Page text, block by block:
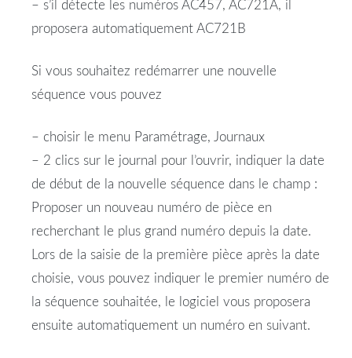
– s’il détecte les numéros AC457, AC721A, il
proposera automatiquement AC721B
Si vous souhaitez redémarrer une nouvelle
séquence vous pouvez
– choisir le menu Paramétrage, Journaux
– 2 clics sur le journal pour l’ouvrir, indiquer la date
de début de la nouvelle séquence dans le champ :
Proposer un nouveau numéro de pièce en
recherchant le plus grand numéro depuis la date.
Lors de la saisie de la première pièce après la date
choisie, vous pouvez indiquer le premier numéro de
la séquence souhaitée, le logiciel vous proposera
ensuite automatiquement un numéro en suivant.